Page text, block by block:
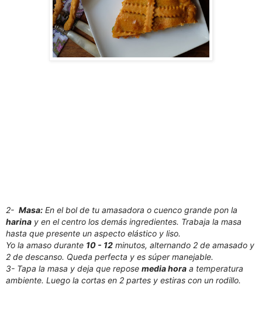
2- Masa: En el bol de tu amasadora o cuenco grande pon la
harina y en el centro los demás ingredientes. Trabaja la masa
hasta que presente un aspecto elástico y liso.
Yo la amaso durante 10 - 12 minutos, alternando 2 de amasado y
2 de descanso. Queda perfecta y es súper manejable.
3- Tapa la masa y deja que repose media hora a temperatura
ambiente. Luego la cortas en 2 partes y estiras con un rodillo.